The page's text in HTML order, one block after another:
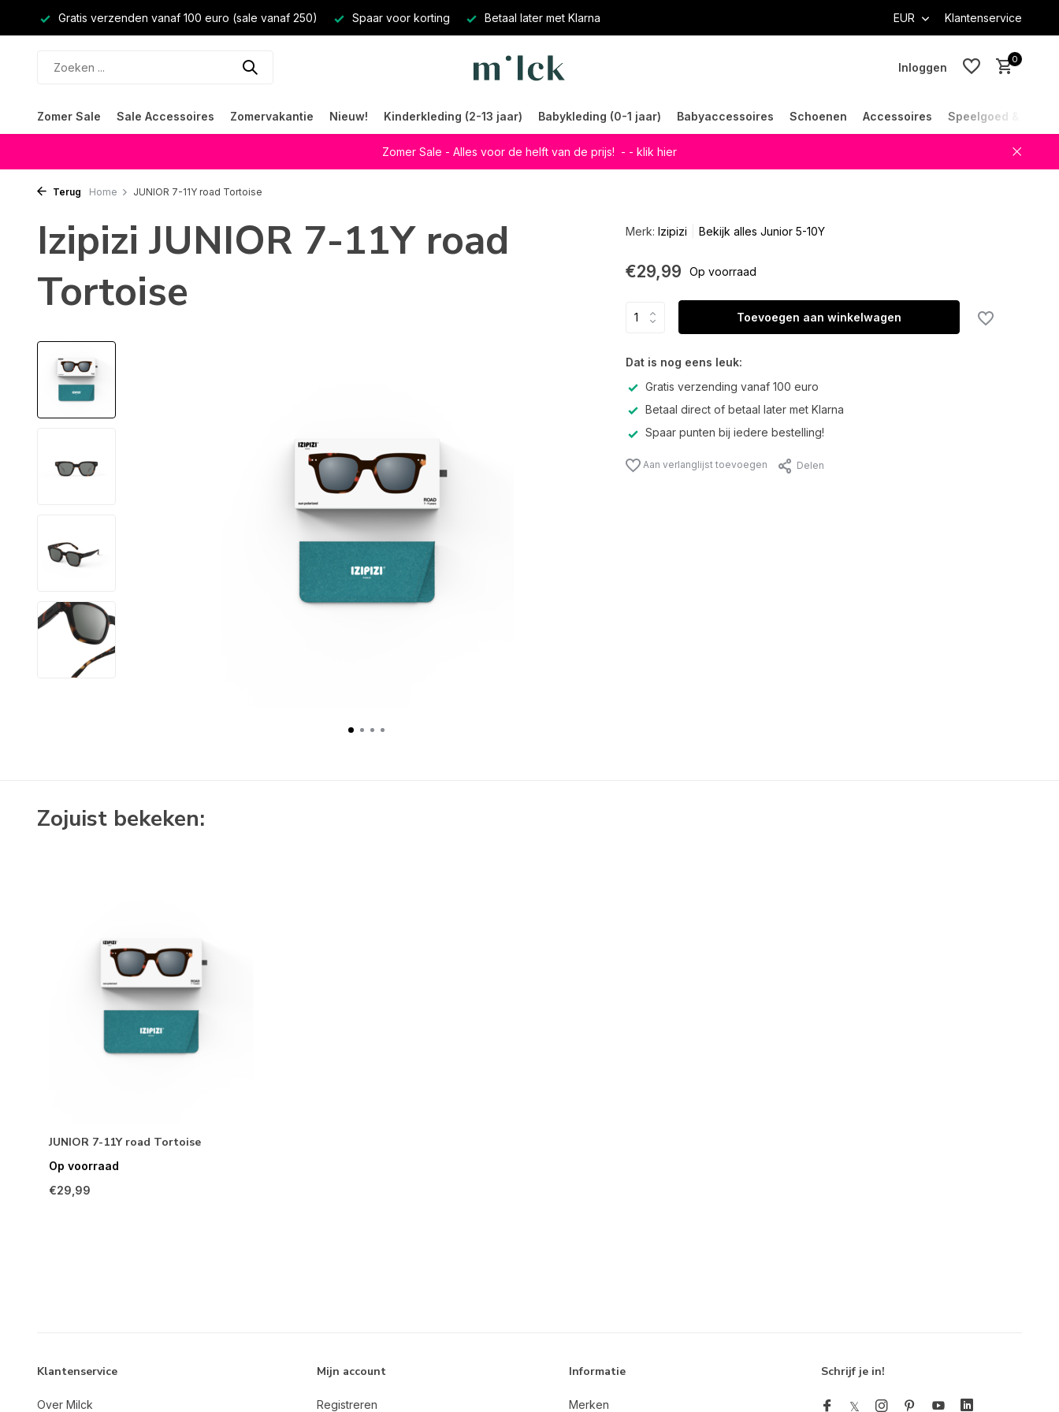
Gratis verzenden vanaf 100 euro (sale vanaf 250) Spaar voor korting Betaal later met Klarna EUR Klantenservice
Inloggen
0
Zomer Sale Sale Accessoires Zomervakantie Nieuw! Kinderkleding (2-13 jaar) Babykleding (0-1 jaar) Babyaccessoires Schoenen Accessoires Speelgoed &
Zomer Sale - Alles voor de helft van de prijs! - - klik hier
Terug Home JUNIOR 7-11Y road Tortoise
Izipizi JUNIOR 7-11Y road
Tortoise
Merk: Izipizi Bekijk alles Junior 5-10Y
€29,99 Op voorraad
Toevoegen aan winkelwagen
Dat is nog eens leuk:
Gratis verzending vanaf 100 euro
Betaal direct of betaal later met Klarna
Spaar punten bij iedere bestelling!
Aan verlanglijst toevoegen Delen
Zojuist bekeken:
JUNIOR 7-11Y road Tortoise
Op voorraad
€29,99
Klantenservice
Over Milck
Mijn account
Registreren
Informatie
Merken
Schrijf je in!